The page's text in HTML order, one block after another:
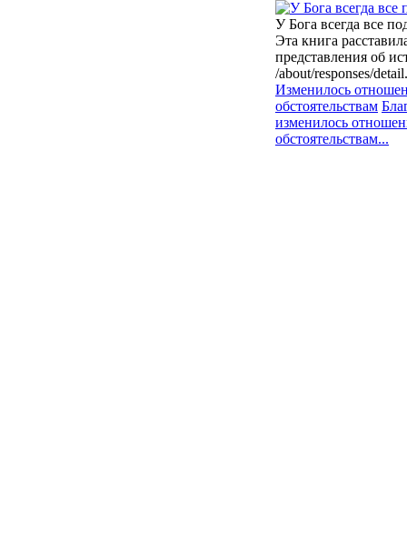
У Бога всегда все
Эта книга
представления об
/about/responses/
Изменилось
обстоятельствам
изменилось
обстоятельствам...